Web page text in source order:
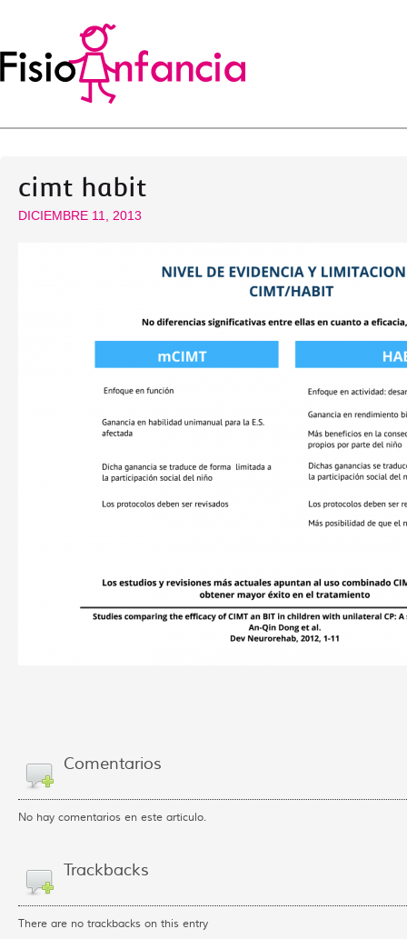
cimt habit
DICIEMBRE 11, 2013
Comentarios
No hay comentarios en este artículo.
Trackbacks
There are no trackbacks on this entry